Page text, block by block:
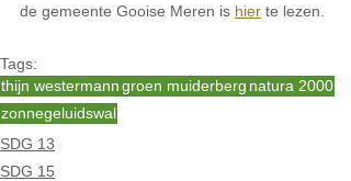
de gemeente Gooise Meren is hier te lezen.
Tags:
thijn westermanngroen muiderberg natura 2000
zonnegeluidswal
SDG 13
SDG 15